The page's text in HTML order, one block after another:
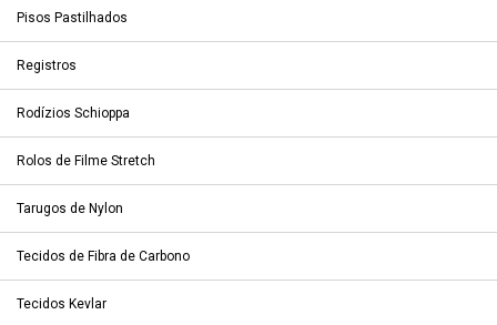
Pisos Pastilhados
Registros
Rodízios Schioppa
Rolos de Filme Stretch
Tarugos de Nylon
Tecidos de Fibra de Carbono
Tecidos Kevlar